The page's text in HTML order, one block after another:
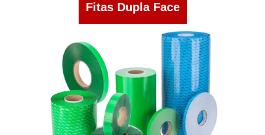
Fitas Dupla Face